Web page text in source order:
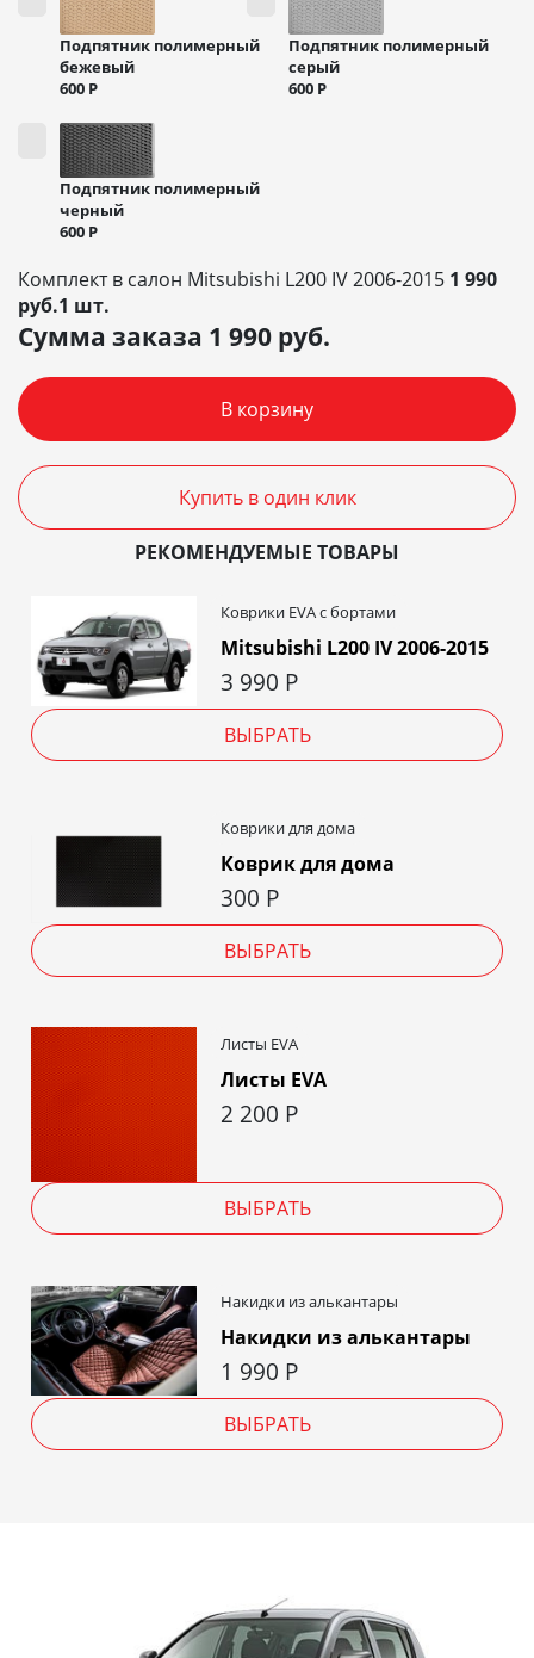
Подпятник полимерный
бежевый
600 Р
Подпятник полимерный
серый
600 Р
Подпятник полимерный
черный
600 Р
Комплект в салон Mitsubishi L200 IV 2006-2015 1 990
руб.1 шт.
Сумма заказа 1 990 руб.
В корзину
Купить в один клик
РЕКОМЕНДУЕМЫЕ ТОВАРЫ
Коврики EVA c бортами
Mitsubishi L200 IV 2006-2015
3 990 Р
ВЫБРАТЬ
Коврики для дома
Коврик для дома
300 Р
ВЫБРАТЬ
Листы EVA
Листы EVA
2 200 Р
ВЫБРАТЬ
Накидки из алькантары
Накидки из алькантары
1 990 Р
ВЫБРАТЬ